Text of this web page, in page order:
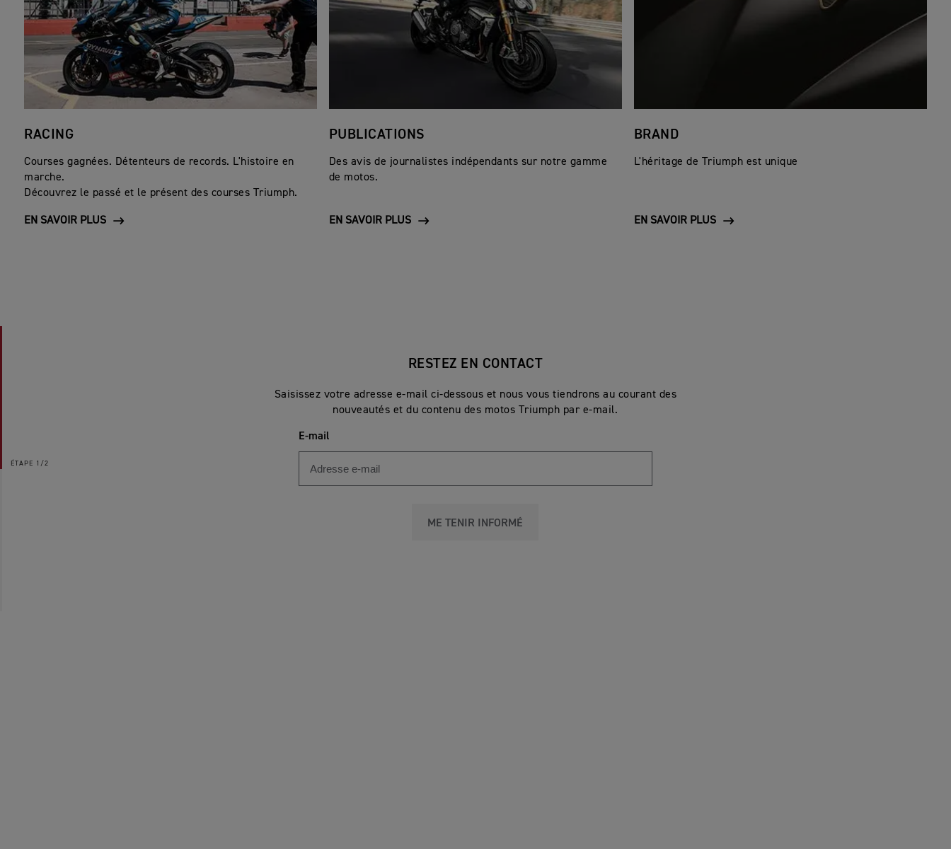
RACING
Courses gagnées. Détenteurs de records. L'histoire en
marche.
Découvrez le passé et le présent des courses Triumph.
EN SAVOIR PLUS
PUBLICATIONS
Des avis de journalistes indépendants sur notre gamme
de motos.
EN SAVOIR PLUS
BRAND
L'héritage de Triumph est unique
EN SAVOIR PLUS
ÉTAPE 1/2
RESTEZ EN CONTACT
Saisissez votre adresse e-mail ci-dessous et nous vous tiendrons au courant des
nouveautés et du contenu des motos Triumph par e-mail.
E-mail
ME TENIR INFORMÉ